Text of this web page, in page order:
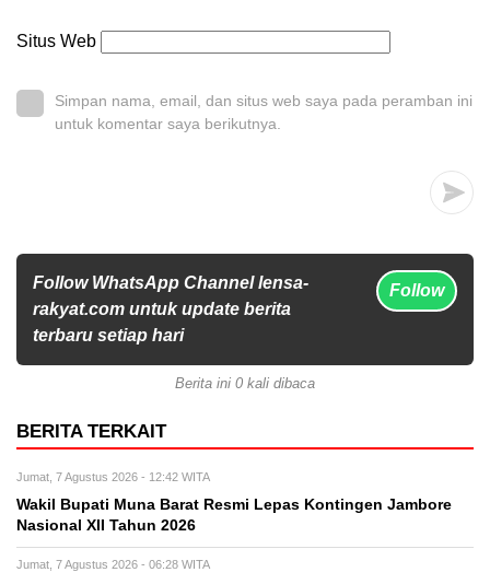
Situs Web
Simpan nama, email, dan situs web saya pada peramban ini
untuk komentar saya berikutnya.
Follow WhatsApp Channel lensa-
rakyat.com untuk update berita
terbaru setiap hari
Follow
Berita ini 0 kali dibaca
BERITA TERKAIT
Jumat, 7 Agustus 2026 - 12:42 WITA
Wakil Bupati Muna Barat Resmi Lepas Kontingen Jambore
Nasional XII Tahun 2026
Jumat, 7 Agustus 2026 - 06:28 WITA